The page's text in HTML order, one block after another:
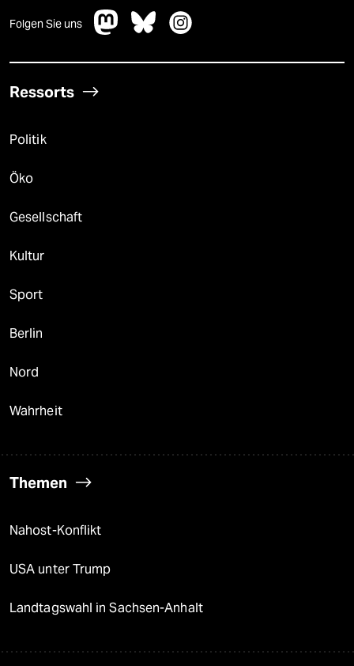
Folgen Sie uns
Ressorts
Politik
Öko
Gesellschaft
Kultur
Sport
Berlin
Nord
Wahrheit
Themen
Nahost-Konflikt
USA unter Trump
Landtagswahl in Sachsen-Anhalt